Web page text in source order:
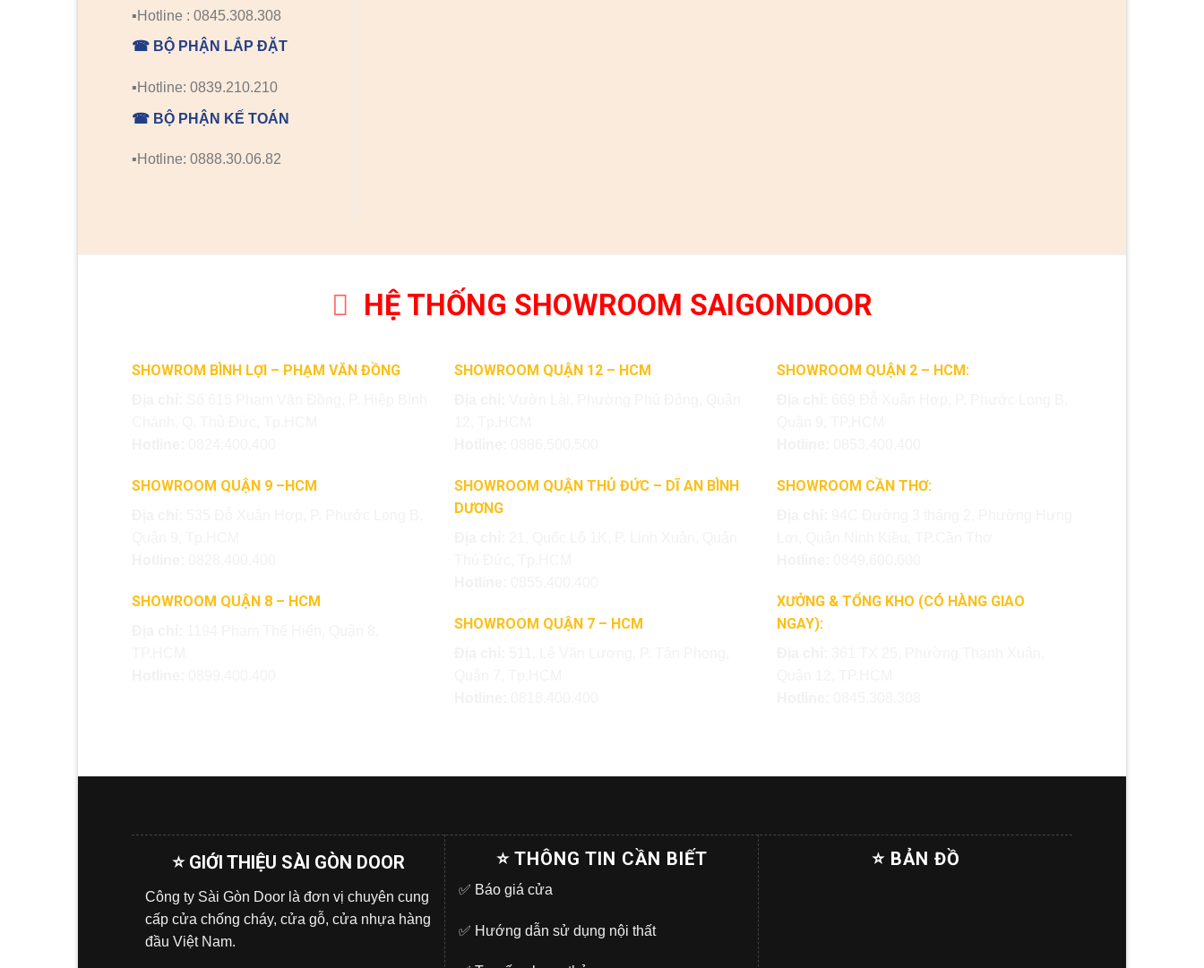
▪️Hotline : 0845.308.308
☎ BỘ PHẬN LẮP ĐẶT
▪️Hotline: 0839.210.210
☎ BỘ PHẬN KẾ TOÁN
▪️Hotline: 0888.30.06.82
HỆ THỐNG SHOWROOM SAIGONDOOR
SHOWROM BÌNH LỢI – PHẠM VĂN ĐỒNG
SHOWROOM QUẬN 9 –HCM
SHOWROOM QUẬN 8 – HCM
SHOWROOM QUẬN 12 – HCM
SHOWROOM QUẬN THỦ ĐỨC – DĨ AN BÌNH
DƯƠNG
SHOWROOM QUẬN 7 – HCM
SHOWROOM QUẬN 2 – HCM:
SHOWROOM CẦN THƠ:
XƯỞNG & TỔNG KHO (CÓ HÀNG GIAO
NGAY):
⭐ GIỚI THIỆU SÀI GÒN DOOR
Công ty Sài Gòn Door là đơn vị chuyên cung
cấp cửa chống cháy, cửa gỗ, cửa nhựa hàng
đầu Việt Nam.
⭐ THÔNG TIN CẦN BIẾT
✅ Báo giá cửa
✅ Hướng dẫn sử dụng nội thất
⭐ BẢN ĐỒ